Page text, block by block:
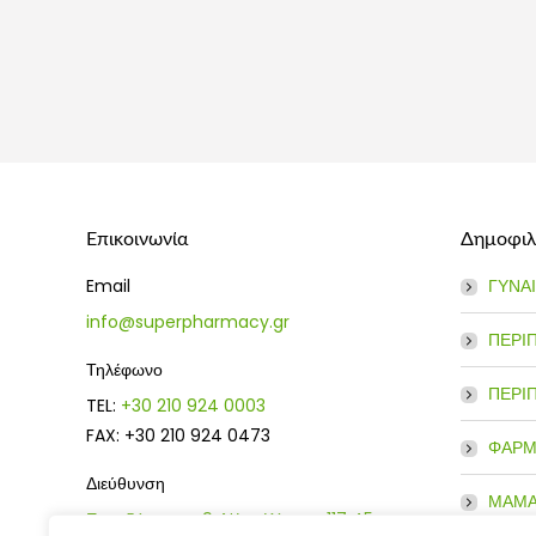
Επικοινωνία
Email
info@superpharmacy.gr
Τηλέφωνο
TEL: +30 210 924 0003
FAX: +30 210 924 0473
Διεύθυνση
Ευρυδάμαντος 9, Νέος Κόσμος 117 45,
ΜΑΜΑ